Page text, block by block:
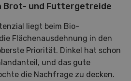
Brot- und Futtergetreide
liegt beim Bio-
Flächenausdehnung in den
Priorität. Dinkel hat schon
und das gute
die Nachfrage zu decken.